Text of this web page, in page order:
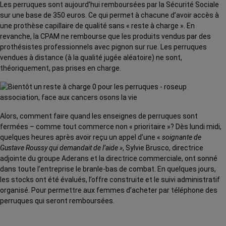
Les perruques sont aujourd’hui remboursées par la Sécurité Sociale
sur une base de 350 euros. Ce qui permet à chacune d’avoir accès à
une prothèse capillaire de qualité sans « reste à charge ». En
revanche, la CPAM ne rembourse que les produits vendus par des
prothésistes professionnels avec pignon sur rue. Les perruques
vendues à distance (à la qualité jugée aléatoire) ne sont,
théoriquement, pas prises en charge.
Alors, comment faire quand les enseignes de perruques sont
fermées – comme tout commerce non « prioritaire »? Dès lundi midi,
quelques heures après avoir reçu un appel d’une « soignante de
Gustave Roussy qui demandait de l’aide », Sylvie Brusco, directrice
adjointe du groupe Aderans et la directrice commerciale, ont sonné
dans toute l’entreprise le branle-bas de combat. En quelques jours,
les stocks ont été évalués, l’offre construite et le suivi administratif
organisé. Pour permettre aux femmes d’acheter par téléphone des
perruques qui seront remboursées.